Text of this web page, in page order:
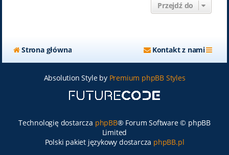
Przejdź do
Strona główna Kontakt z nami
Absolution Style by Premium phpBB Styles
Technologię dostarcza phpBB® Forum Software © phpBB
Limited
Polski pakiet językowy dostarcza phpBB.pl